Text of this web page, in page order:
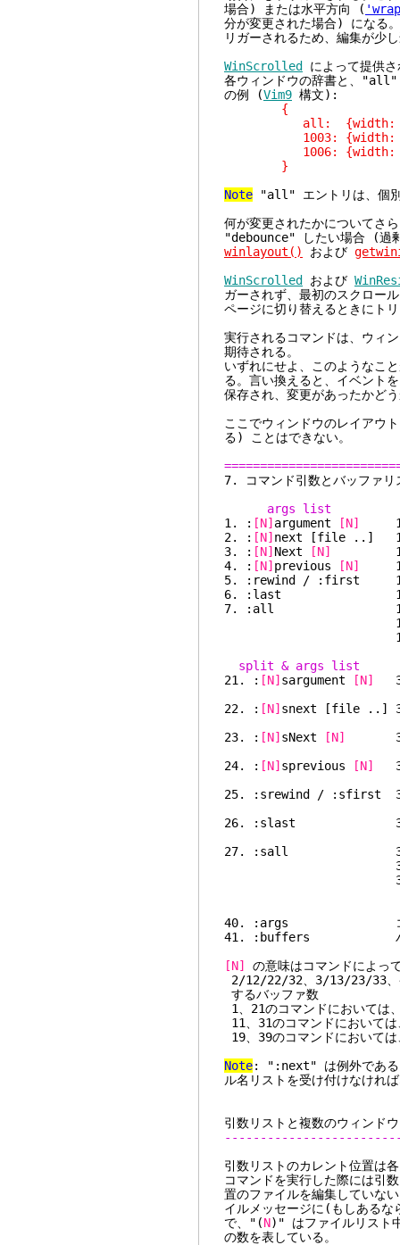
場合) または水平方向 (
分が変更された場合) になる。
リガーされるため、編集が少
WinScrolled
によって提供
各ウィンドウの辞書と、"all"
の例 (Vim9 構文):
{
all: {width: 0,
1003: {width: 0,
1006: {width: 0,
}
Note "all" エントリは、個別
何が変更されたかについてさ
"debounce" したい場合 (過
winlayout()
および
WinScrolled
および
ガーされず、最初のスクロー
ページに切り替えるときにト
実行されるコマンドは、ウィ
期待される。
いずれにせよ、このようなこ
る。言い換えると、イベント
保存され、変更があったかど
ここでウィンドウのレイアウ
る) ことはできない。
7. コマンド引
args list
1. : [N] argument [N]
2. : [N] next [file ..]
3. : [N] Next [N]
4. : [N] previous [N]
5. :rewind / :first 15.
6. :last 16.
7. :all 17. :ball
18. :unhide 全
19.
split & args list
21. : [N] sargument [N]
22. : [N] snext [file ..]
23. : [N] sNext [N]
24. : [N] sprevious [N]
25. :srewind / :sfirst
26. :slast 36.
27. :sall 37:
38. :sunhide
39.
40. :args コマン
41. :buffers バッ
[N]
の意味はコマンドによっ
2/12/22/32、3/13/23/33、
するバッファ数
1、21のコマンドにおいては
11、31のコマンドにおいては
19、39のコマンドにおいては
Note: ":next" は例外である
ル名リストを受け付けなけれ
引数リストと複数のウィンドウ
引数リストのカレント位置
コマンドを実行した際には引
置のファイルを編集していな
イルメッセージに(もしある
で、"(N)" はファイルリスト
の数を表している。